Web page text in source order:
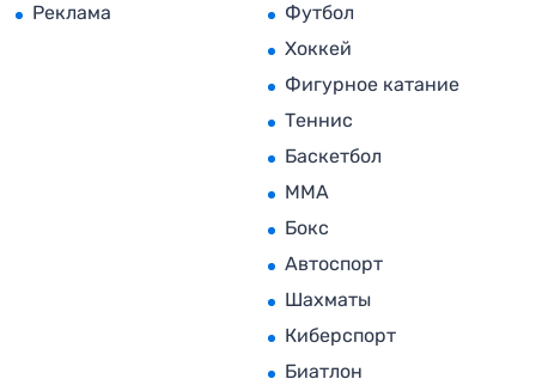
Реклама
Футбол
Хоккей
Фигурное катание
Теннис
Баскетбол
MMA
Бокс
Автоспорт
Шахматы
Киберспорт
Биатлон